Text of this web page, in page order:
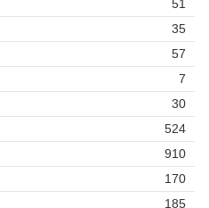
51
35
57
7
30
524
910
170
185